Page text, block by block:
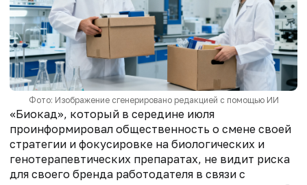
Фото: Изображение сгенерировано редакцией с помощью ИИ
«Биокад», который в середине июля
проинформировал общественность о смене своей
стратегии и фокусировке на биологических и
генотерапевтических препаратах, не видит риска
для своего бренда работодателя в связи с